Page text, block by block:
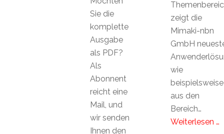
zeigt die
Mimaki-nbn
GmbH
wie
beispielsweise
aus den
Bereich…
Weiterlesen …
Sie die
komplette
Ausgabe
als PDF?
Als
Abonnent
reicht eine
Mail, und
wir senden
Ihnen den